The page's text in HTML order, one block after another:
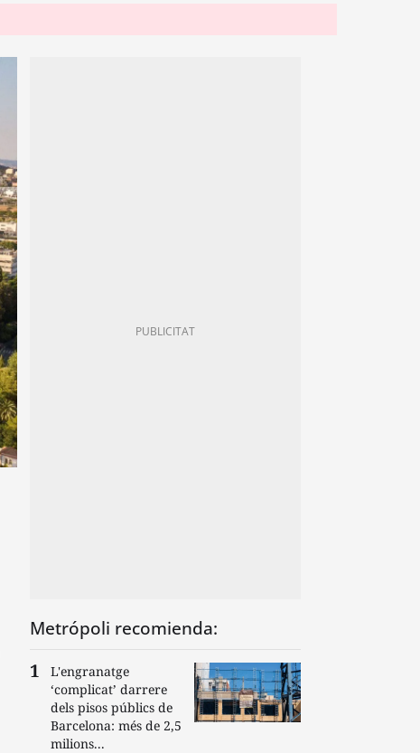
Metrópoli recomienda:
L'engranatge
‘complicat’ darrere
dels pisos públics de
Barcelona: més de 2,5
milions...